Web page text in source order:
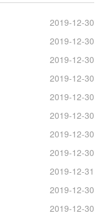
2019-12-30
2019-12-30
2019-12-30
2019-12-30
2019-12-30
2019-12-30
2019-12-30
2019-12-30
2019-12-31
2019-12-30
2019-12-30